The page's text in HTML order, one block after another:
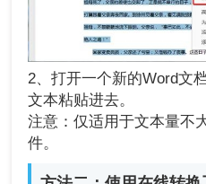
2、打开一个新的Word文
文本粘贴进去。
注意：仅适用于文本量不
件。